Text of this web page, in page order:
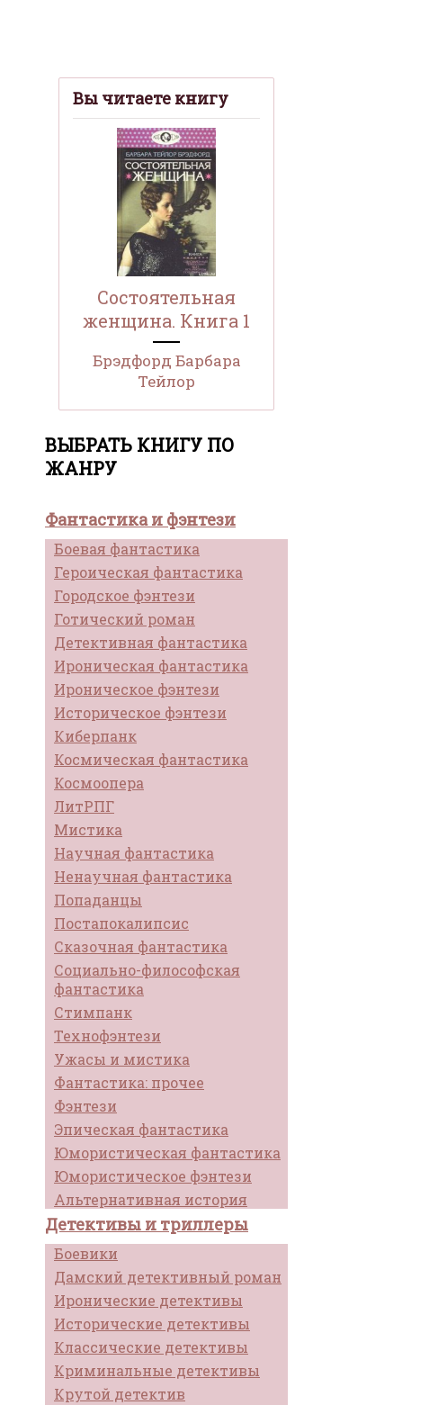
Вы читаете книгу
Состоятельная
женщина. Книга 1
Брэдфорд Барбара
Тейлор
ВЫБРАТЬ КНИГУ ПО
ЖАНРУ
Фантастика и фэнтези
Боевая фантастика
Героическая фантастика
Городское фэнтези
Готический роман
Детективная фантастика
Ироническая фантастика
Ироническое фэнтези
Историческое фэнтези
Киберпанк
Космическая фантастика
Космоопера
ЛитРПГ
Мистика
Научная фантастика
Ненаучная фантастика
Попаданцы
Постапокалипсис
Сказочная фантастика
Социально-философская
фантастика
Стимпанк
Технофэнтези
Ужасы и мистика
Фантастика: прочее
Фэнтези
Эпическая фантастика
Юмористическая фантастика
Юмористическое фэнтези
Альтернативная история
Детективы и триллеры
Боевики
Дамский детективный роман
Иронические детективы
Исторические детективы
Классические детективы
Криминальные детективы
Крутой детектив